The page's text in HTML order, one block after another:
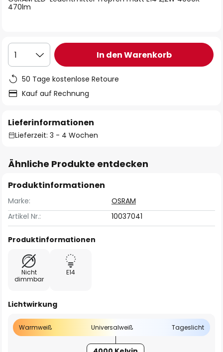
470lm
1 In den Warenkorb
50 Tage kostenlose Retoure
Kauf auf Rechnung
Lieferinformationen
Lieferzeit: 3 - 4 Wochen
Ähnliche Produkte entdecken
Produktinformationen
Marke:
OSRAM
Artikel Nr.:
10037041
Produktinformationen
Nicht
dimmbar
E14
Lichtwirkung
Warmweiß Universalweiß Tageslicht